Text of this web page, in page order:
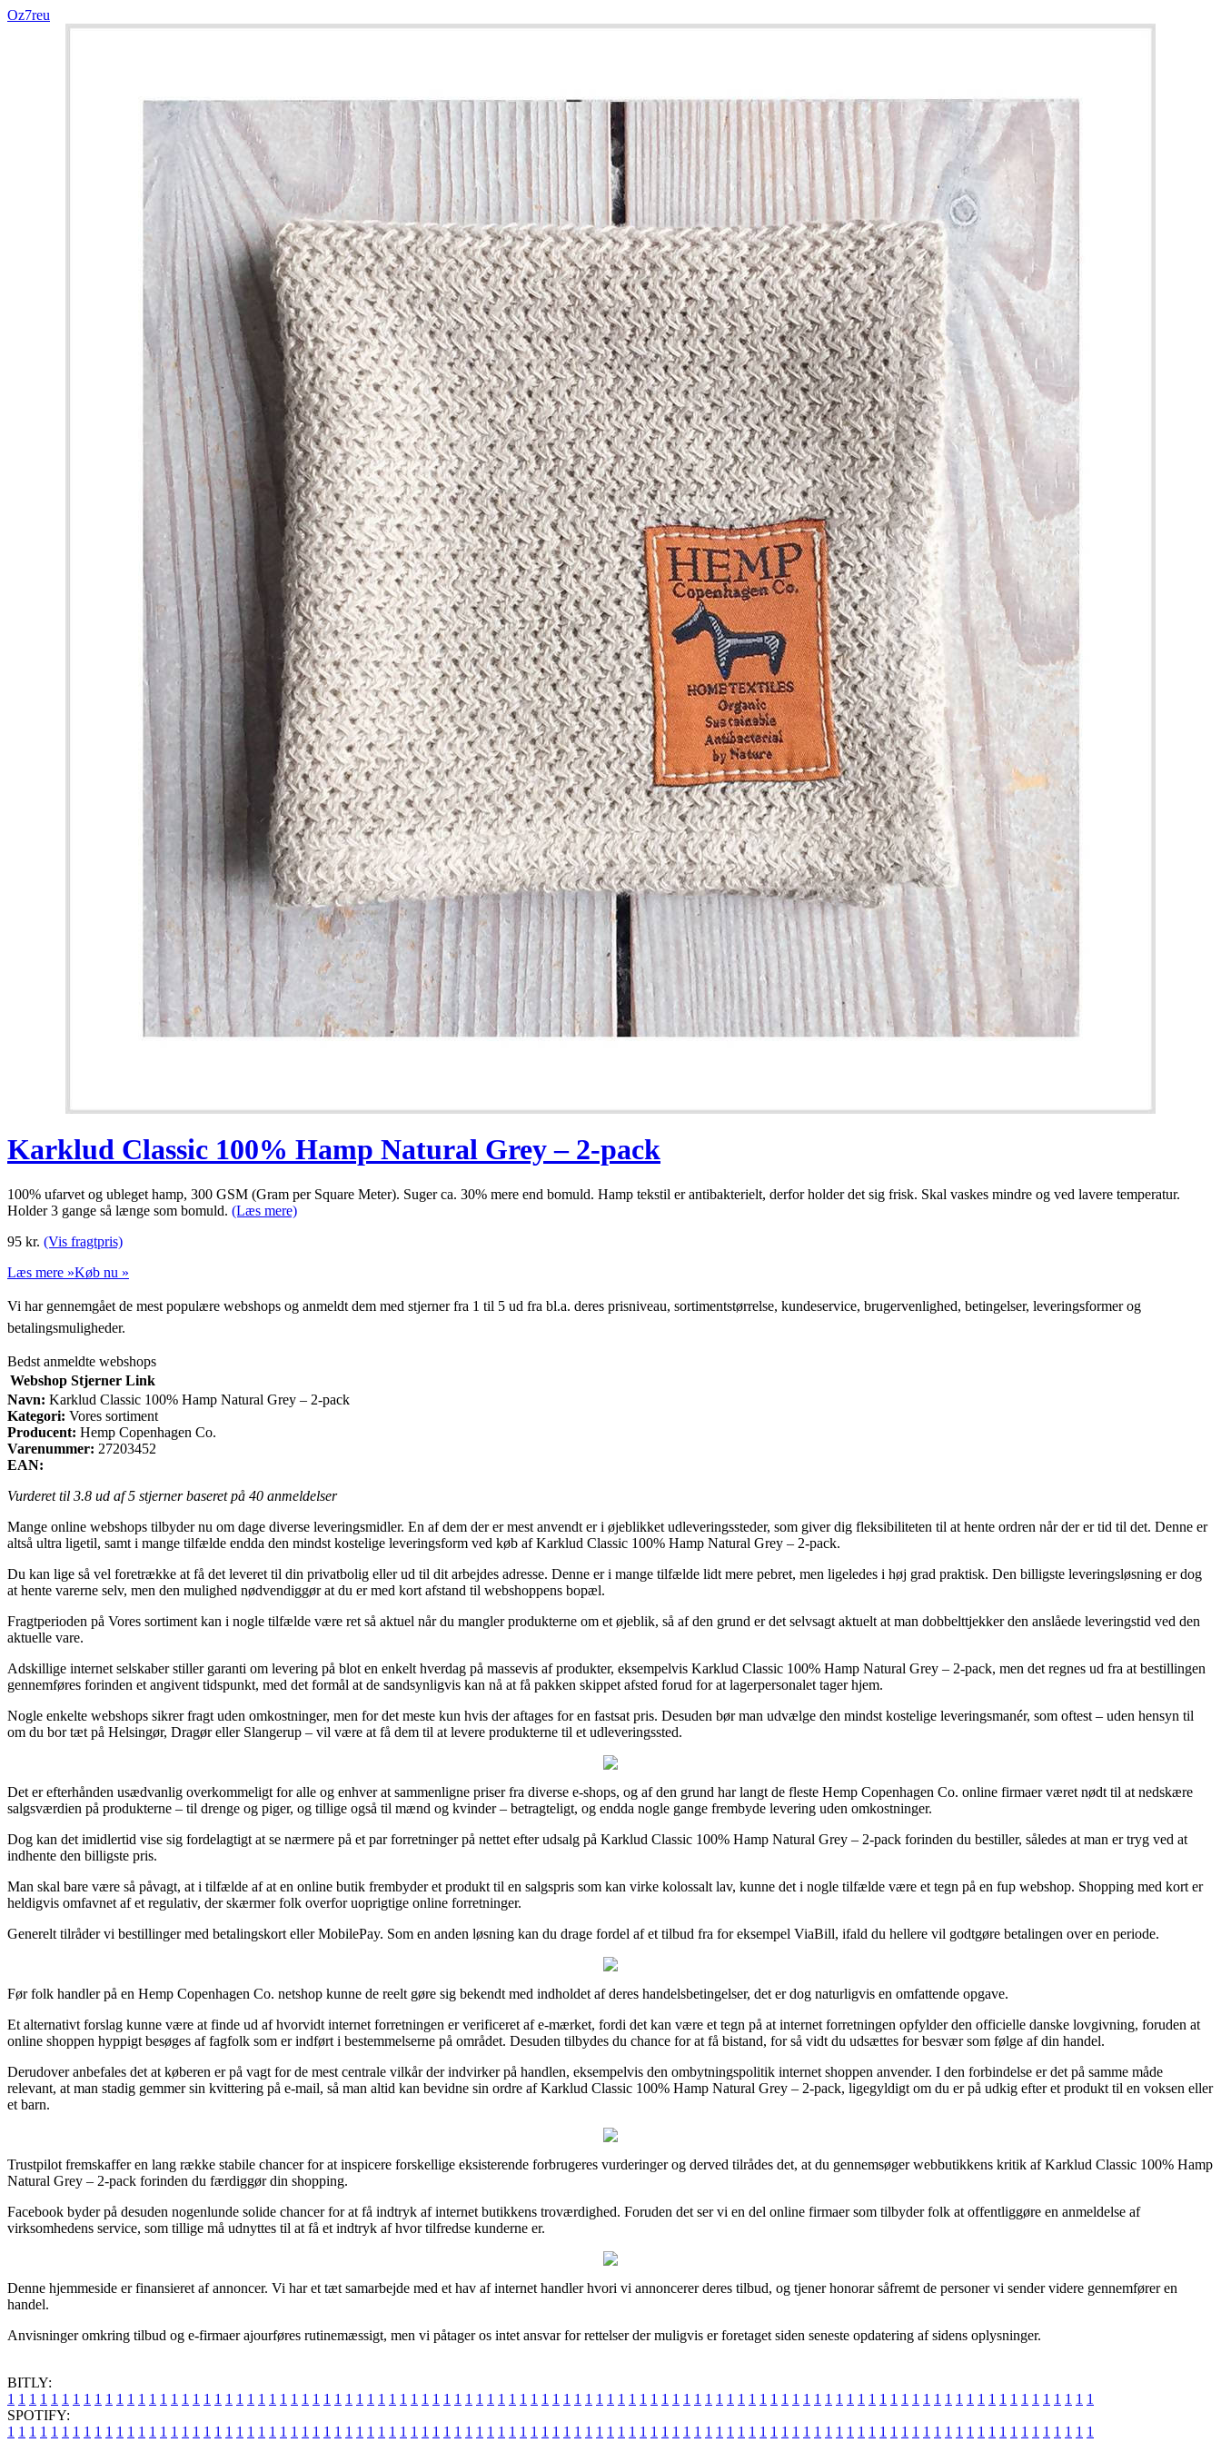
Oz7reu
Karklud Classic 100% Hamp Natural Grey – 2-pack
100% ufarvet og ubleget hamp, 300 GSM (Gram per Square Meter). Suger ca. 30% mere end bomuld. Hamp tekstil er antibakterielt, derfor holder det sig frisk. Skal vaskes mindre og ved lavere temperatur.
Holder 3 gange så længe som bomuld. (Læs mere)
95 kr. (Vis fragtpris)
Læs mere »Køb nu »
Vi har gennemgået de mest populære webshops og anmeldt dem med stjerner fra 1 til 5 ud fra bl.a. deres prisniveau, sortimentstørrelse, kundeservice, brugervenlighed, betingelser, leveringsformer og
betalingsmuligheder.
Bedst anmeldte webshops
Webshop Stjerner Link
Navn: Karklud Classic 100% Hamp Natural Grey – 2-pack
Kategori: Vores sortiment
Producent: Hemp Copenhagen Co.
Varenummer: 27203452
EAN:
Vurderet til 3.8 ud af 5 stjerner baseret på 40 anmeldelser
Mange online webshops tilbyder nu om dage diverse leveringsmidler. En af dem der er mest anvendt er i øjeblikket udleveringssteder, som giver dig fleksibiliteten til at hente ordren når der er tid til det. Denne er
altså ultra ligetil, samt i mange tilfælde endda den mindst kostelige leveringsform ved køb af Karklud Classic 100% Hamp Natural Grey – 2-pack.
Du kan lige så vel foretrække at få det leveret til din privatbolig eller ud til dit arbejdes adresse. Denne er i mange tilfælde lidt mere pebret, men ligeledes i høj grad praktisk. Den billigste leveringsløsning er dog
at hente varerne selv, men den mulighed nødvendiggør at du er med kort afstand til webshoppens bopæl.
Fragtperioden på Vores sortiment kan i nogle tilfælde være ret så aktuel når du mangler produkterne om et øjeblik, så af den grund er det selvsagt aktuelt at man dobbelttjekker den anslåede leveringstid ved den
aktuelle vare.
Adskillige internet selskaber stiller garanti om levering på blot en enkelt hverdag på massevis af produkter, eksempelvis Karklud Classic 100% Hamp Natural Grey – 2-pack, men det regnes ud fra at bestillingen
gennemføres forinden et angivent tidspunkt, med det formål at de sandsynligvis kan nå at få pakken skippet afsted forud for at lagerpersonalet tager hjem.
Nogle enkelte webshops sikrer fragt uden omkostninger, men for det meste kun hvis der aftages for en fastsat pris. Desuden bør man udvælge den mindst kostelige leveringsmanér, som oftest – uden hensyn til
om du bor tæt på Helsingør, Dragør eller Slangerup – vil være at få dem til at levere produkterne til et udleveringssted.
Det er efterhånden usædvanlig overkommeligt for alle og enhver at sammenligne priser fra diverse e-shops, og af den grund har langt de fleste Hemp Copenhagen Co. online firmaer været nødt til at nedskære
salgsværdien på produkterne – til drenge og piger, og tillige også til mænd og kvinder – betragteligt, og endda nogle gange frembyde levering uden omkostninger.
Dog kan det imidlertid vise sig fordelagtigt at se nærmere på et par forretninger på nettet efter udsalg på Karklud Classic 100% Hamp Natural Grey – 2-pack forinden du bestiller, således at man er tryg ved at
indhente den billigste pris.
Man skal bare være så påvagt, at i tilfælde af at en online butik frembyder et produkt til en salgspris som kan virke kolossalt lav, kunne det i nogle tilfælde være et tegn på en fup webshop. Shopping med kort er
heldigvis omfavnet af et regulativ, der skærmer folk overfor uoprigtige online forretninger.
Generelt tilråder vi bestillinger med betalingskort eller MobilePay. Som en anden løsning kan du drage fordel af et tilbud fra for eksempel ViaBill, ifald du hellere vil godtgøre betalingen over en periode.
Før folk handler på en Hemp Copenhagen Co. netshop kunne de reelt gøre sig bekendt med indholdet af deres handelsbetingelser, det er dog naturligvis en omfattende opgave.
Et alternativt forslag kunne være at finde ud af hvorvidt internet forretningen er verificeret af e-mærket, fordi det kan være et tegn på at internet forretningen opfylder den officielle danske lovgivning, foruden at
online shoppen hyppigt besøges af fagfolk som er indført i bestemmelserne på området. Desuden tilbydes du chance for at få bistand, for så vidt du udsættes for besvær som følge af din handel.
Derudover anbefales det at køberen er på vagt for de mest centrale vilkår der indvirker på handlen, eksempelvis den ombytningspolitik internet shoppen anvender. I den forbindelse er det på samme måde
relevant, at man stadig gemmer sin kvittering på e-mail, så man altid kan bevidne sin ordre af Karklud Classic 100% Hamp Natural Grey – 2-pack, ligegyldigt om du er på udkig efter et produkt til en voksen eller
et barn.
Trustpilot fremskaffer en lang række stabile chancer for at inspicere forskellige eksisterende forbrugeres vurderinger og derved tilrådes det, at du gennemsøger webbutikkens kritik af Karklud Classic 100% Hamp
Natural Grey – 2-pack forinden du færdiggør din shopping.
Facebook byder på desuden nogenlunde solide chancer for at få indtryk af internet butikkens troværdighed. Foruden det ser vi en del online firmaer som tilbyder folk at offentliggøre en anmeldelse af
virksomhedens service, som tillige må udnyttes til at få et indtryk af hvor tilfredse kunderne er.
Denne hjemmeside er finansieret af annoncer. Vi har et tæt samarbejde med et hav af internet handler hvori vi annoncerer deres tilbud, og tjener honorar såfremt de personer vi sender videre gennemfører en
handel.
Anvisninger omkring tilbud og e-firmaer ajourføres rutinemæssigt, men vi påtager os intet ansvar for rettelser der muligvis er foretaget siden seneste opdatering af sidens oplysninger.
BITLY:
1 1 1 1 1 1 1 1 1 1 1 1 1 1 1 1 1 1 1 1 1 1 1 1 1 1 1 1 1 1 1 1 1 1 1 1 1 1 1 1 1 1 1 1 1 1 1 1 1 1 1 1 1 1 1 1 1 1 1 1 1 1 1 1 1 1 1 1 1 1 1 1 1 1 1 1 1 1 1 1 1 1 1 1 1 1 1 1 1 1 1 1 1 1 1 1 1 1 1 1
SPOTIFY:
1 1 1 1 1 1 1 1 1 1 1 1 1 1 1 1 1 1 1 1 1 1 1 1 1 1 1 1 1 1 1 1 1 1 1 1 1 1 1 1 1 1 1 1 1 1 1 1 1 1 1 1 1 1 1 1 1 1 1 1 1 1 1 1 1 1 1 1 1 1 1 1 1 1 1 1 1 1 1 1 1 1 1 1 1 1 1 1 1 1 1 1 1 1 1 1 1 1 1 1